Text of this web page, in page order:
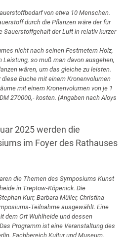
von etwa 10 Menschen.
durch die Pflanzen wäre der für
der Luft in relativ kurzer
nicht nach seinen Festmetern Holz,
so muß man davon ausgehen,
wären, um das gleiche zu leisten.
Buche mit einem Kronenvolumen
mit einem Kronenvolumen von je 1
270000,- kosten. (Angaben nach Aloys
2025 werden die
im Foyer des Rathauses
die Themen des Symposiums Kunst
in Treptow-Köpenick. Die
Kurr, Barbara Müller, Christina
Teilnahme ausgewählt. Eine
dem Ort Wuhlheide und dessen
Programm ist eine Veranstaltung des
Fachbereich Kultur und Museum.